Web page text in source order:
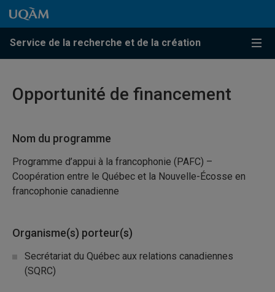
Passer au contenu
Accéder au menu principal
Accéder à la recherche
Passer au contenu
Accéder au menu principal
Service de la recherche et de la création
Menu
Opportunité de financement
Nom du programme
Programme d’appui à la francophonie (PAFC) –
Coopération entre le Québec et la Nouvelle-Écosse en
francophonie canadienne
Organisme(s) porteur(s)
Secrétariat du Québec aux relations canadiennes
(SQRC)